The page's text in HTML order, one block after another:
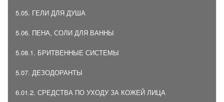
5.05. ГЕЛИ ДЛЯ ДУША
5.06. ПЕНА, СОЛИ ДЛЯ ВАННЫ
5.08.1. БРИТВЕННЫЕ СИСТЕМЫ
5.07. ДЕЗОДОРАНТЫ
6.01.2. СРЕДСТВА ПО УХОДУ ЗА КОЖЕЙ ЛИЦА